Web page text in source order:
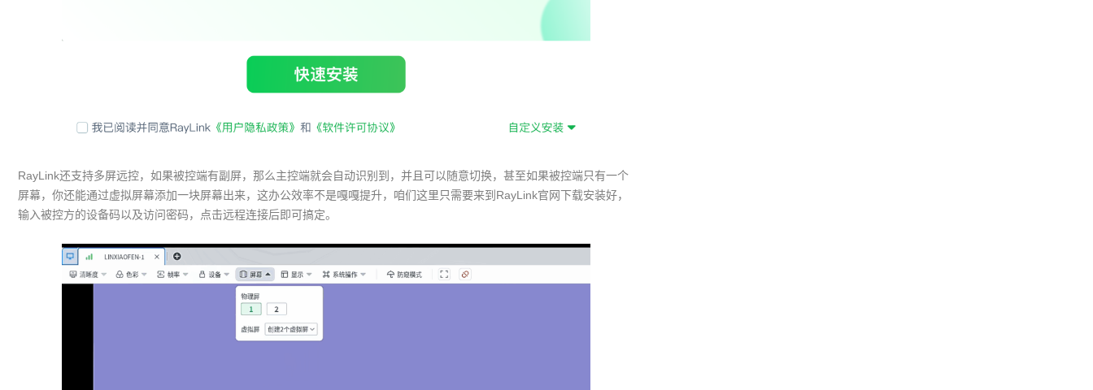
RayLink还支持多屏远控，如果被控端有副屏，那么主控端就会自动识别到，并且可以随意切换，甚至如果被控端只有一个
屏幕，你还能通过虚拟屏幕添加一块屏幕出来，这办公效率不是嘎嘎提升，咱们这里只需要来到RayLink官网下载安装好，
输入被控方的设备码以及访问密码，点击远程连接后即可搞定。